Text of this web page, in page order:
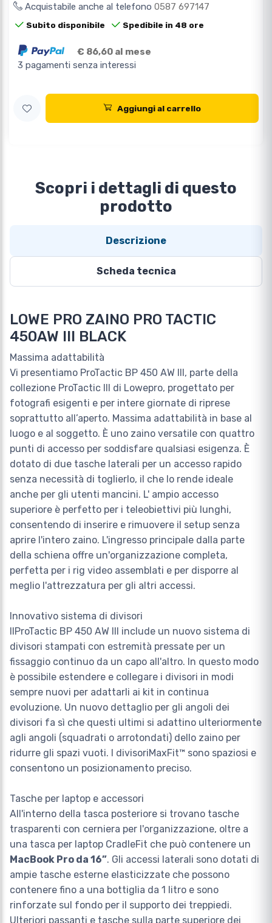
Acquistabile anche al telefono 0587 697147
Subito disponibile Spedibile in 48 ore
€ 86,60 al mese
3 pagamenti senza interessi
Aggiungi al carrello
Scopri i dettagli di questo
prodotto
Descrizione
Scheda tecnica
LOWE PRO ZAINO PRO TACTIC
450AW III BLACK
Massima adattabilità
Vi presentiamo ProTactic BP 450 AW III, parte della
collezione ProTactic III di Lowepro, progettato per
fotografi esigenti e per intere giornate di riprese
soprattutto all’aperto. Massima adattabilità in base al
luogo e al soggetto. È uno zaino versatile con quattro
punti di accesso per soddisfare qualsiasi esigenza. È
dotato di due tasche laterali per un accesso rapido
senza necessità di toglierlo, il che lo rende ideale
anche per gli utenti mancini. L' ampio accesso
superiore è perfetto per i teleobiettivi più lunghi,
consentendo di inserire e rimuovere il setup senza
aprire l'intero zaino. L'ingresso principale dalla parte
della schiena offre un'organizzazione completa,
perfetta per i rig video assemblati e per disporre al
meglio l'attrezzatura per gli altri accessi.
Innovativo sistema di divisori
IlProTactic BP 450 AW III include un nuovo sistema di
divisori stampati con estremità pressate per un
fissaggio continuo da un capo all'altro. In questo modo
è possibile estendere e collegare i divisori in modi
sempre nuovi per adattarli ai kit in continua
evoluzione. Un nuovo dettaglio per gli angoli dei
divisori fa sì che questi ultimi si adattino ulteriormente
agli angoli (squadrati o arrotondati) dello zaino per
ridurre gli spazi vuoti. I divisoriMaxFit™ sono spaziosi e
consentono un posizionamento preciso.
Tasche per laptop e accessori
All'interno della tasca posteriore si trovano tasche
trasparenti con cerniera per l'organizzazione, oltre a
una tasca per laptop CradleFit che può contenere un
MacBook Pro da 16”. Gli accessi laterali sono dotati di
ampie tasche esterne elasticizzate che possono
contenere fino a una bottiglia da 1 litro e sono
rinforzate sul fondo per il supporto dei treppiedi.
Ulteriori passanti e tasche sulla parte superiore dei